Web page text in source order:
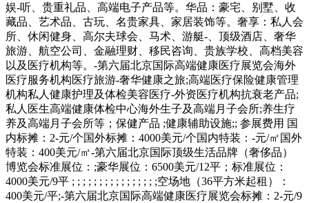
娱-听、贵重礼品、高端电子产品等。华品：豪宅、别墅、收
藏品、艺术品、古玩、名贵家具、家居装饰等。奢享：私人会
所、休闲健身、高尔夫球会、马术、游艇-、顶级酒店、奢华
旅游、航空公司、金融理财、移民咨询、贵族学校、高档美容
以及医疗机构等。-第六届北京国际高端健康医疗展览会海外
医疗服务机构医疗旅游-奢华健康之旅;高端医疗保险健康管理
机构私人健康护理及体检美容医疗-外资医疗机构抗衰老产品;
私人医生高端健康体检中心海外生子及高端月子会所;养生疗
养及高端月子会所等；保健产品 ;健康辅助设施;; 参展费用 国
内标摊：2-元/个国外标摊：4000美元/个国内特装：-元/㎡国外
特装：400美元/㎡-第六届北京国际顶级生活品牌（奢侈品）
博览会标准展位：;豪华展位：6500美元/12平；标准展位：
4000美元/9平 ; ; ; ; ; ; ; ; ; ; ; ; ; ; ; ;空场地（36平方米起租）：
400美元/平;-第六届北京国际高端健康医疗展览会标摊：2-元/9